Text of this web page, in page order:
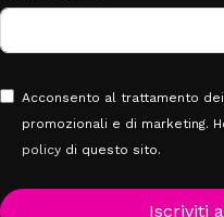
Acconsento al trattamento
promozionali e di marketing.
policy di questo sito.
Iscriviti